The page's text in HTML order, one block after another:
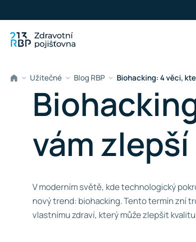
Užitečné Blog RBP Biohacking: 4 věci,
vám
V moderním světě, kde technologický
nový trend: biohacking. Tento termín zní
vlastnímu zdraví, který může zlepšit